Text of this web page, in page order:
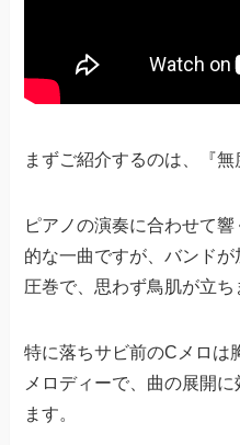
まずご紹介するのは、『無
ピアノの演奏に合わせて
的な一曲ですが、バンド
圧巻で、思わず鳥肌が立ち
特に落ちサビ前のCメロは
メロディーで、曲の展開
ます。